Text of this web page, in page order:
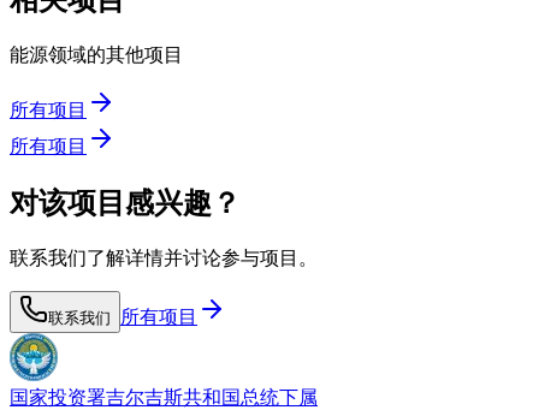
能源领域的其他项目
所有项目
所有项目
对该项目感兴趣？
联系我们了解详情并讨论参与项目。
联系我们 所有项目
国家投资署吉尔吉斯共和国总统下属